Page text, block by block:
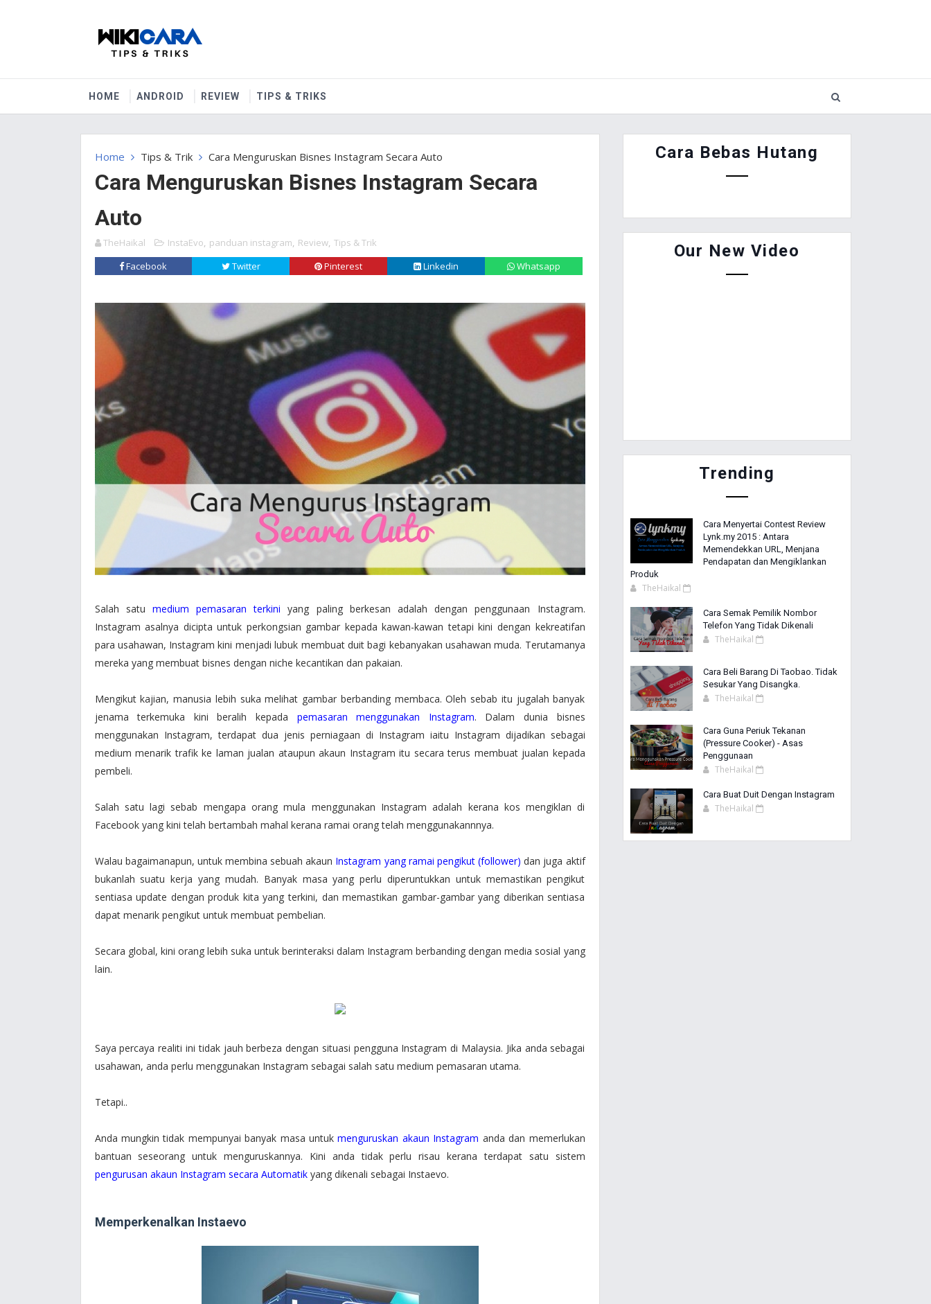
HOME ANDROID REVIEW TIPS & TRIKS
Home Tips & Trik Cara Menguruskan Bisnes Instagram Secara Auto
Cara Menguruskan Bisnes Instagram Secara
Auto
TheHaikal InstaEvo, panduan instagram, Review, Tips & Trik
Facebook
Twitter Pinterest Linkedin Whatsapp
Salah satu medium pemasaran terkini yang paling berkesan adalah dengan penggunaan Instagram.
Instagram asalnya dicipta untuk perkongsian gambar kepada kawan-kawan tetapi kini dengan kekreatifan
para usahawan, Instagram kini menjadi lubuk membuat duit bagi kebanyakan usahawan muda. Terutamanya
mereka yang membuat bisnes dengan niche kecantikan dan pakaian.
Mengikut kajian, manusia lebih suka melihat gambar berbanding membaca. Oleh sebab itu jugalah banyak
jenama terkemuka kini beralih kepada pemasaran menggunakan Instagram. Dalam dunia bisnes
menggunakan Instagram, terdapat dua jenis perniagaan di Instagram iaitu Instagram dijadikan sebagai
medium menarik trafik ke laman jualan ataupun akaun Instagram itu secara terus membuat jualan kepada
pembeli.
Salah satu lagi sebab mengapa orang mula menggunakan Instagram adalah kerana kos mengiklan di
Facebook yang kini telah bertambah mahal kerana ramai orang telah menggunakannnya.
Walau bagaimanapun, untuk membina sebuah akaun Instagram yang ramai pengikut (follower) dan juga aktif
bukanlah suatu kerja yang mudah. Banyak masa yang perlu diperuntukkan untuk memastikan pengikut
sentiasa update dengan produk kita yang terkini, dan memastikan gambar-gambar yang diberikan sentiasa
dapat menarik pengikut untuk membuat pembelian.
Secara global, kini orang lebih suka untuk berinteraksi dalam Instagram berbanding dengan media sosial yang
lain.
Saya percaya realiti ini tidak jauh berbeza dengan situasi pengguna Instagram di Malaysia. Jika anda sebagai
usahawan, anda perlu menggunakan Instagram sebagai salah satu medium pemasaran utama.
Tetapi..
Anda mungkin tidak mempunyai banyak masa untukmenguruskan akaun Instagram anda dan memerlukan
bantuan seseorang untuk menguruskannya. Kini anda tidak perlu risau kerana terdapat satu sistem
pengurusan akaun Instagram secara Automatikyang dikenali sebagai Instaevo.
Memperkenalkan Instaevo
Cara Bebas Hutang
Our New Video
Trending
Cara Menyertai Contest Review
Lynk.my 2015 : Antara
Memendekkan URL, Menjana
Pendapatan dan Mengiklankan
Produk
TheHaikal
Cara Semak Pemilik Nombor
Telefon Yang Tidak Dikenali
TheHaikal
Cara Beli Barang Di Taobao. Tidak
Sesukar Yang Disangka.
TheHaikal
Cara Guna Periuk Tekanan
(Pressure Cooker) - Asas
Penggunaan
TheHaikal
Cara Buat Duit Dengan Instagram
TheHaikal